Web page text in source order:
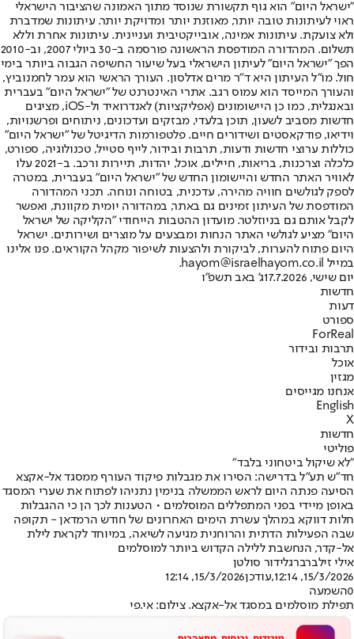
"ישראל היום" הוא גוף תקשורת שנוסד מתוך האמונה שהציבור הישראלי
ראוי לעיתונות טובה יותר, מאוזנת יותר ומדויקת יותר. עיתונות שמדברת
ולא צועקת. עיתונות אמינה, אובייקטיבית ועניינית. עיתונות אחרת וללא
תשלום. המהדורה המודפסת הראשונה פורסמה ב-30 ביולי 2007, וב-2010
הפך "ישראל היום" לעיתון הישראלי בעל שיעור החשיפה הגבוה ביותר בימי
חול. מו"ל העיתון היא ד"ר מרים אדלסון. העורך הראשי הוא עמר לחמנוביץ,
והעורך המייסד הוא עמוס רגב. אתרי האינטרנט של "ישראל היום" בעברית
ובאנגלית, כמו כן היישומונים (אפליקציות) לאנדרואיד ול-iOS, מציגים
חדשות מסביב לשעון, תוכן בלעדי, מבזקים ועדכונים, ניתוחים ופרשנויות,
וידיאו, פודקאסטים ושידורים חיים. פלטפורמות הדיגיטל של "ישראל היום"
כוללות ערוצי חדשות ודעות, תרבות ובידור, לייף סטייל, טכנולוגיה, ספורט,
כלכלה וצרכנות, בריאות, חיילים, אוכל, יהדות, תיירות ורכב. ב-2021 עלו
לאוויר האתר החדש והיישומון החדש של "ישראל היום" בעברית, במטרה
לספק לגולשים חוויה מהירה, עדכנית, בטוחה ונוחה. תכני המהדורה
המודפסת של העיתון זמינים גם באתר, במהדורה יומית מקוונת, ואפשר
לקבל אותם גם בניוזלטר. מועדון ההטבות הייחודי "הקליקה של ישראל
היום" מציע לגולשי האתר הנחות ומבצעים על מוצרים ושירותים. ישראל
היום פתוח להערות, לביקורת ולהצעות לשיפור מקהל הקוראים. פנו אלינו
במייל hayom@israelhayom.co.il.
יום שישי, 17.7.2026
ג' באב תשפ"ו
חדשות
דעות
ספורט
ForReal
תרבות ובידור
אוכל
מגזין
אנחנו מגייסים
English
X
חדשות
פוליטי
"לא שיקול ביטחוני בלבד"
חד"ש תע"ל בדרישה: הסירו את מגבלות פיקוד העורף ממסגד אל-אקצא
הסיעה פנתה היום לראש הממשלה בנימין נתניהו לפתוח את שערי המסגד
באופן מיידי בפני המתפללים המוסלמים • הטענות לכך הן כי ההגבלות
חלות דווקא במהלך עשרת הימים האחרונים של חודש הרמדאן - תקופה
שבה הפעילות הדתית והרוחנית מגיעה לשיאה, במיוחד לקראת לילת
אל-קדר, הנחשבת ללילה הקדוש ביותר למוסלמים
אילי זילברברגלידור סולטן
15/3/2026, 12:14
,עודכן15/3/2026, 12:14
0השמעה
תפילת מוסלמים במסגד אל-אקצא. צילום: אי.פי